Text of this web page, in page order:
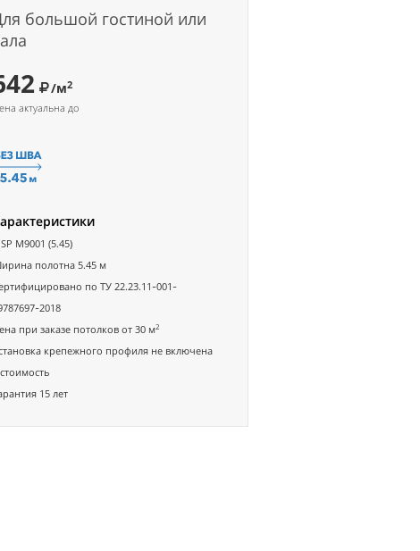
большой гостиной или
/м2
актуальна до
M9001 (5.45)
полотна 5.45 м
по ТУ 22.23.11-001-
2018
при заказе потолков от 30 м2
крепежного профиля не включена
15 лет